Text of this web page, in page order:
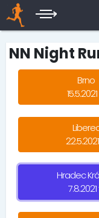
NN Night
Brno
15.5.2021
22.5.2021
Hradec
7.8.2021